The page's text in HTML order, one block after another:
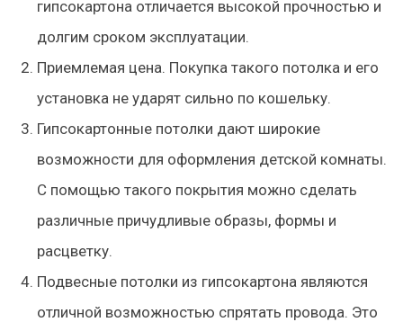
гипсокартона отличается высокой прочностью и
долгим сроком эксплуатации.
Приемлемая цена. Покупка такого потолка и его
установка не ударят сильно по кошельку.
Гипсокартонные потолки дают широкие
возможности для оформления детской комнаты.
С помощью такого покрытия можно сделать
различные причудливые образы, формы и
расцветку.
Подвесные потолки из гипсокартона являются
отличной возможностью спрятать провода. Это